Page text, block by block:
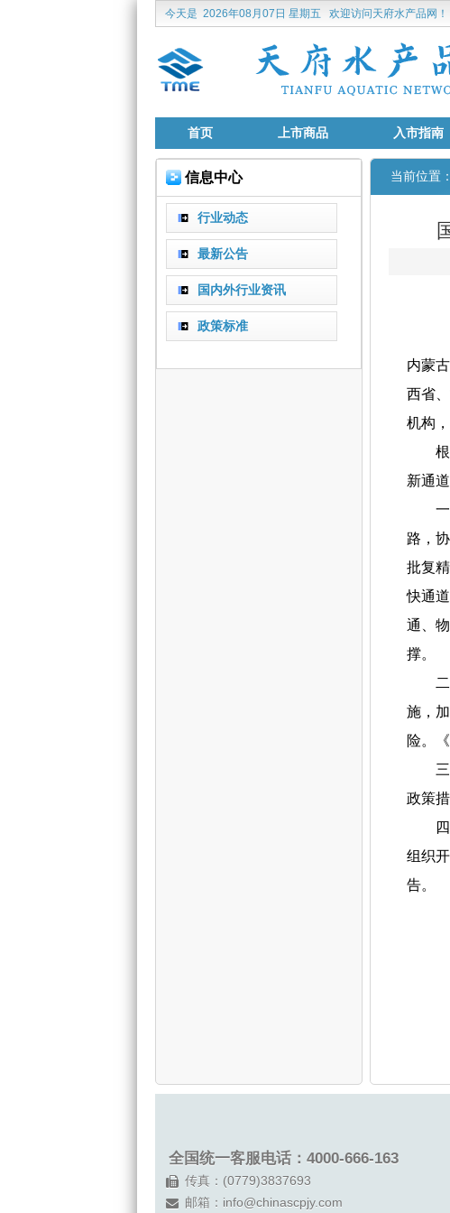
今天是 2026年08月07日 星期五 欢迎访问天府水产品网！
首页 上市商品 入市指南
当前位置：
内蒙
西省
机构
根据
新通
一、
路，
批复
快通
通、
撑。
二、
施，
险。
三、
政策
四、
组织
告。
信息中心
行业动态
最新公告
国内外行业资讯
政策标准
全国统一客服电话：4000-666-163
传真：(0779)3837693
邮箱： info@chinascpjy.com